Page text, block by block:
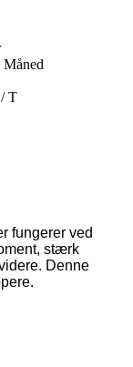
T
fungerer ved
stærk
Denne